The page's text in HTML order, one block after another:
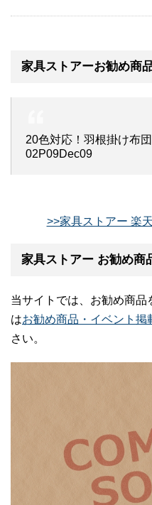
家具ストアーお勧め商
20色対応！羽根掛け布
02P09Dec09
>>家具ストアー 楽
家具ストアー お勧め商
当サイトでは、お勧め商
はお勧め商品・イベント掲
さい。